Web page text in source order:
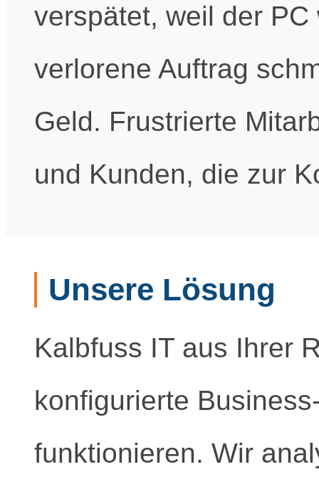
verspätet, weil der
verlorene Auftrag
Geld. Frustrierte
und Kunden, die zur
Unsere Lösung
Kalbfuss IT aus Ihrer
konfigurierte
funktionieren. Wir